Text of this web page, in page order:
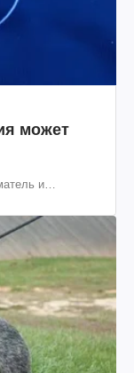
может
и